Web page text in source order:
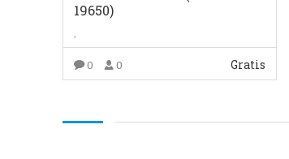
19650)
0 0 Gratis